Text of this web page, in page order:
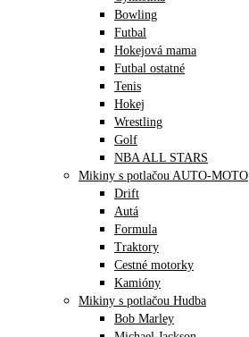
Bowling
Futbal
Hokejová mama
Futbal ostatné
Tenis
Hokej
Wrestling
Golf
NBA ALL STARS
Mikiny s potlačou AUTO-MOTO
Drift
Autá
Formula
Traktory
Cestné motorky
Kamióny
Mikiny s potlačou Hudba
Bob Marley